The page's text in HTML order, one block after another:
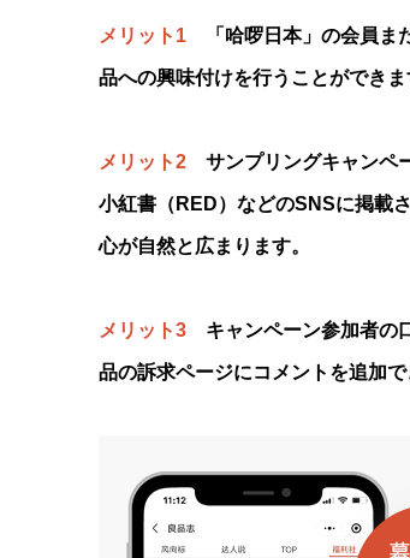
メリット1 「哈啰日本」の会員ま
品への興味付けを行うことができま
メリット2 サンプリングキャンペ
小紅書（RED）などのSNSに掲載
心が自然と広まります。
メリット3 キャンペーン参加者の
品の訴求ページにコメントを追加で